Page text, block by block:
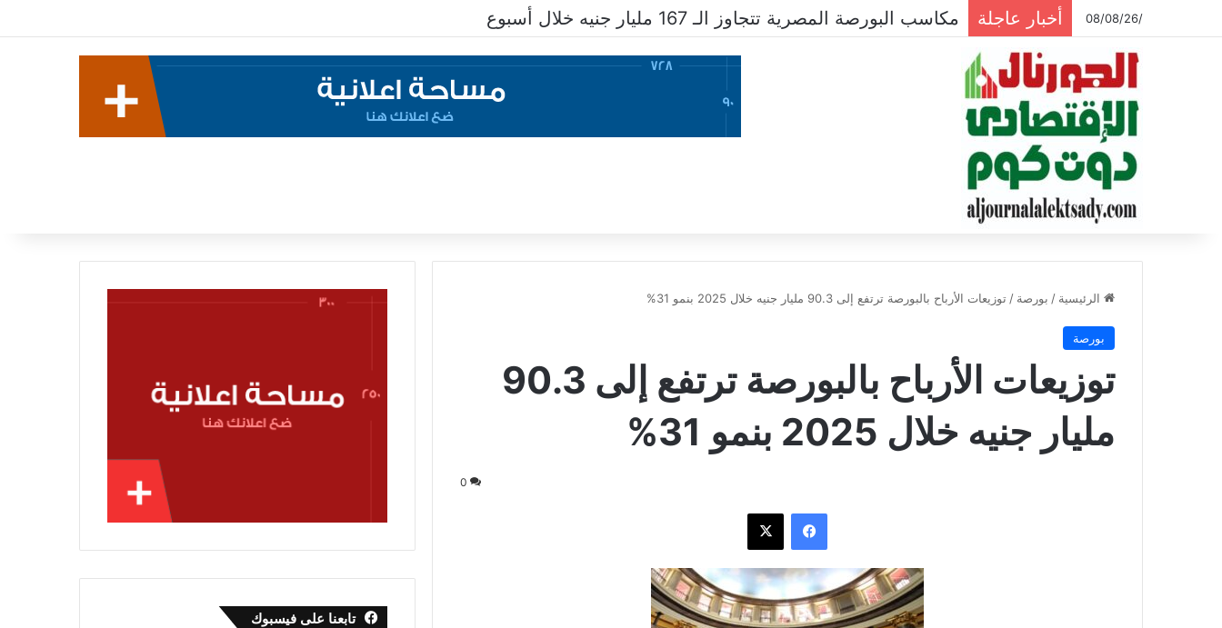
/08/08/26 أخبار عاجلة مكاسب البورصة المصرية تتجاوز الـ 167 مليار جنيه خلال أسبوع
الرئيسية / بورصة / توزيعات الأرباح بالبورصة ترتفع إلى 90.3 مليار جنيه خلال 2025 بنمو 31%
بورصة
توزيعات الأرباح بالبورصة ترتفع إلى 90.3
مليار جنيه خلال 2025 بنمو 31%
0
فيسبوك ‫X
تابعنا على فيسبوك